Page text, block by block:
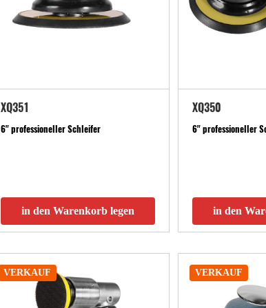
XQ351
6" professioneller Schleifer
in den Warenkorb legen
XQ350
6" professioneller
in den
VERKAUF VERKAUF